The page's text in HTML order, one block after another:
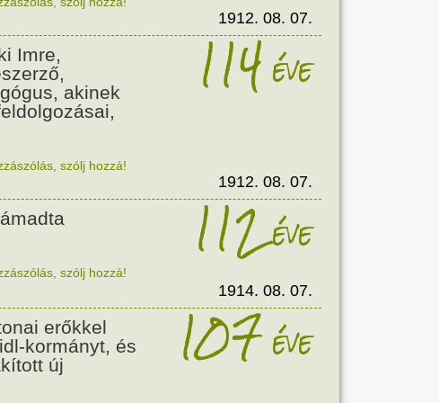
1912. 08. 07.
Imre,
akinek
114éve
szólj hozzá!
1912. 08. 07.
112éve
szólj hozzá!
1914. 08. 07.
erőkkel
kormányt, és
új
107éve